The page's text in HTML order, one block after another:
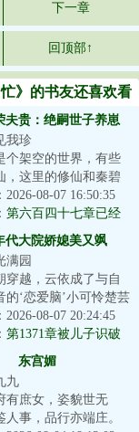
下一章
回顶部↑
》的书友还喜欢看
夫贵：绝嗣世子养崽
我珍
个架空的世界，有些
，这里的修仙和秦碧
不一样，这个世界以
为主...
2026-08-07 16:50:35
第六百四十七章已经
了
代大院娇媳美又飒
满园
穿越，云依成了与自
的‘恋爱脑’小可怜楚芸
仅被人算计了工作，
...
2026-08-07 20:24:45
第1371章被儿子识破
东宫媚
九
有庶女，姿貌世无
人事，品行亦端庄。